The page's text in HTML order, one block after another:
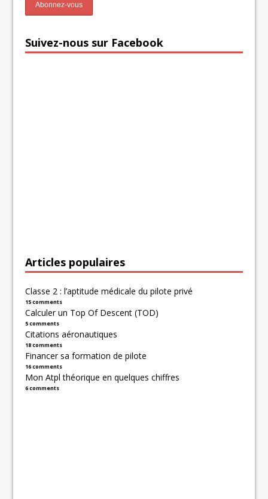
Suivez-nous sur Facebook
Articles populaires
Classe 2 : l’aptitude médicale du pilote privé
15 comments
Calculer un Top Of Descent (TOD)
5 comments
Citations aéronautiques
18 comments
Financer sa formation de pilote
16 comments
Mon Atpl théorique en quelques chiffres
6 comments